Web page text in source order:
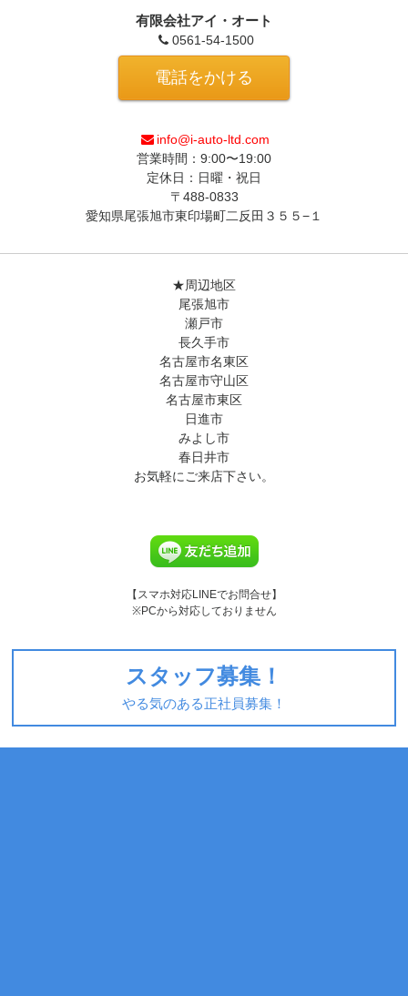
有限会社アイ・オート
0561-54-1500
電話をかける
info@i-auto-ltd.com
営業時間：9:00〜19:00
定休日：日曜・祝日
〒488-0833
愛知県尾張旭市東印場町二反田３５５−１
★周辺地区
尾張旭市
瀬戸市
長久手市
名古屋市名東区
名古屋市守山区
名古屋市東区
日進市
みよし市
春日井市
お気軽にご来店下さい。
【スマホ対応LINEでお問合せ】
※PCから対応しておりません
スタッフ募集！
やる気のある正社員募集！